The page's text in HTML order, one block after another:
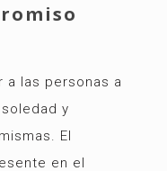
a las personas a
y
El
en el